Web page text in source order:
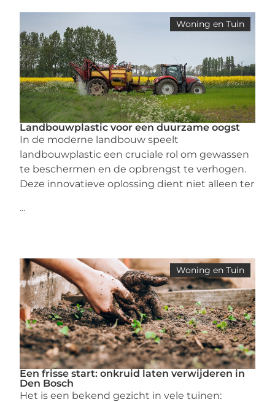
Woning en Tuin
Landbouwplastic voor een duurzame oogst
In de moderne landbouw speelt
landbouwplastic een cruciale rol om gewassen
te beschermen en de opbrengst te verhogen.
Deze innovatieve oplossing dient niet alleen ter
...
Woning en Tuin
Een frisse start: onkruid laten verwijderen in
Den Bosch
Het is een bekend gezicht in vele tuinen: